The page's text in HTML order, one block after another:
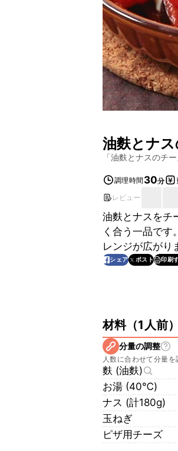
油麩とナ
「油麩とナスのチー
調理時間 30分
レビュー
油麩とナスをチ
く合う一品で
レンジが広がり
シェア ポスト 印刷
材料（1人前）
分量の調整
人数に合わせて分量
麩 (油麩)
お湯 (40℃)
ナス (計180g)
玉ねぎ
ピザ用チーズ